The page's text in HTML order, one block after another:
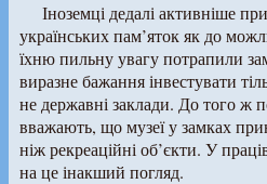
Іноземці дедалі активніше
українських пам’яток як до
їхню пильну увагу потрапили
виразне бажання інвестувати
не державні заклади. До того ж
вважають, що музеї у замках
ніж рекреаційні об’єкти. У
на це інакший погляд.